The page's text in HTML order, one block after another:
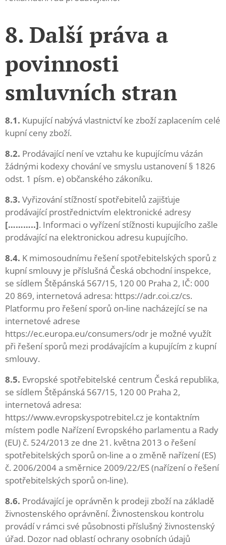
8. Další práva a
povinnosti
smluvních stran
8.1. Kupující nabývá vlastnictví ke zboží zaplacením celé
kupní ceny zboží.
8.2. Prodávající není ve vztahu ke kupujícímu vázán
žádnými kodexy chování ve smyslu ustanovení § 1826
odst. 1 písm. e) občanského zákoníku.
8.3. Vyřizování stížností spotřebitelů zajišťuje
prodávající prostřednictvím elektronické adresy
[………..]. Informaci o vyřízení stížnosti kupujícího zašle
prodávající na elektronickou adresu kupujícího.
8.4. K mimosoudnímu řešení spotřebitelských sporů z
kupní smlouvy je příslušná Česká obchodní inspekce,
se sídlem Štěpánská 567/15, 120 00 Praha 2, IČ: 000
20 869, internetová adresa: https://adr.coi.cz/cs.
Platformu pro řešení sporů on-line nacházející se na
internetové adrese
https://ec.europa.eu/consumers/odr je možné využít
při řešení sporů mezi prodávajícím a kupujícím z kupní
smlouvy.
8.5. Evropské spotřebitelské centrum Česká republika,
se sídlem Štěpánská 567/15, 120 00 Praha 2,
internetová adresa:
https://www.evropskyspotrebitel.cz je kontaktním
místem podle Nařízení Evropského parlamentu a Rady
(EU) č. 524/2013 ze dne 21. května 2013 o řešení
spotřebitelských sporů on-line a o změně nařízení (ES)
č. 2006/2004 a směrnice 2009/22/ES (nařízení o řešení
spotřebitelských sporů on-line).
8.6. Prodávající je oprávněn k prodeji zboží na základě
živnostenského oprávnění. Živnostenskou kontrolu
provádí v rámci své působnosti příslušný živnostenský
úřad. Dozor nad oblastí ochrany osobních údajů